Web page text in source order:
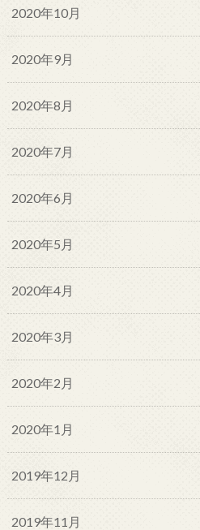
2020年10月
2020年9月
2020年8月
2020年7月
2020年6月
2020年5月
2020年4月
2020年3月
2020年2月
2020年1月
2019年12月
2019年11月